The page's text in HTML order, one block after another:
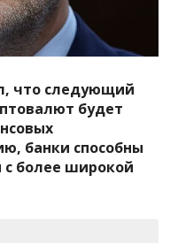
что следующий
будет
банки способны
более широкой